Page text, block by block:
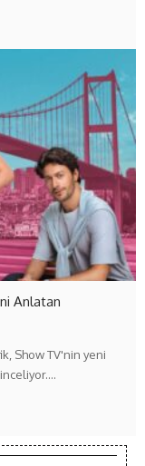
Anlatan
Show TV'nin yeni